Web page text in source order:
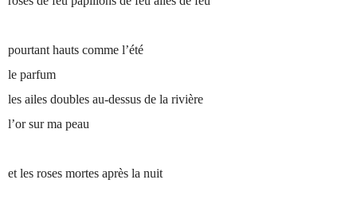
pourtant hauts comme l’été
le parfum
les ailes doubles au-dessus de la rivière
l’or sur ma peau
et les roses mortes après la nuit